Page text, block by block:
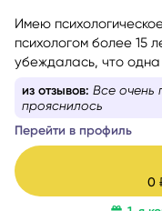
Сейчас онлайн
Имею
психологом более 15
убеждалась, что
картины о состоянии
применять в
карты, а затем
прояснилось
Перейти в профиль